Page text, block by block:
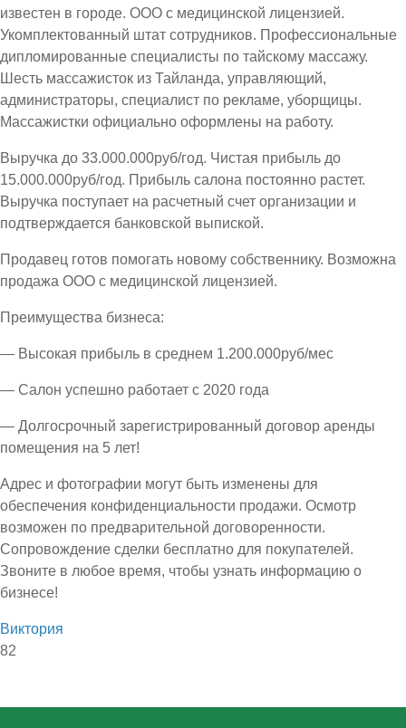
известен в городе. ООО с медицинской лицензией.
Укомплектованный штат сотрудников. Профессиональные
дипломированные специалисты по тайскому массажу.
Шесть массажисток из Тайланда, управляющий,
администраторы, специалист по рекламе, уборщицы.
Массажистки официально оформлены на работу.
Выручка до 33.000.000руб/год. Чистая прибыль до
15.000.000руб/год. Прибыль салона постоянно растет.
Выручка поступает на расчетный счет организации и
подтверждается банковской выпиской.
Продавец готов помогать новому собственнику. Возможна
продажа ООО с медицинской лицензией.
Преимущества бизнеса:
— Высокая прибыль в среднем 1.200.000руб/мес
— Салон успешно работает с 2020 года
— Долгосрочный зарегистрированный договор аренды
помещения на 5 лет!
Адрес и фотографии могут быть изменены для
обеспечения конфиденциальности продажи. Осмотр
возможен по предварительной договоренности.
Сопровождение сделки бесплатно для покупателей.
Звоните в любое время, чтобы узнать информацию о
бизнесе!
Виктория
82